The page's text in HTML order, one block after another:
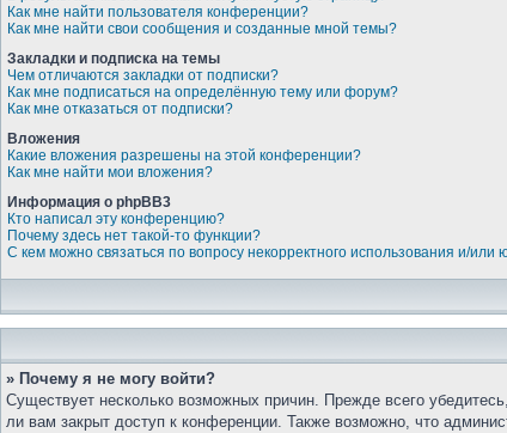
Как мне найти пользователя конференции?
Как мне найти свои сообщения и созданные мной темы?
Закладки и подписка на темы
Чем отличаются закладки от подписки?
Как мне подписаться на определённую тему или форум?
Как мне отказаться от подписки?
Вложения
Какие вложения разрешены на этой конференции?
Как мне найти мои вложения?
Информация о phpBB3
Кто написал эту конференцию?
Почему здесь нет такой-то функции?
С кем можно связаться по вопросу некорректного использования и/
» Почему я не могу войти?
Существует несколько возможных причин. Прежде всего
ли вам закрыт доступ к конференции. Также возможно, что